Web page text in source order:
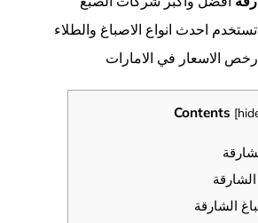
احدث انواع الاصباغ والطلاء
الاسعار في الامارات
Contents [
الشارقة